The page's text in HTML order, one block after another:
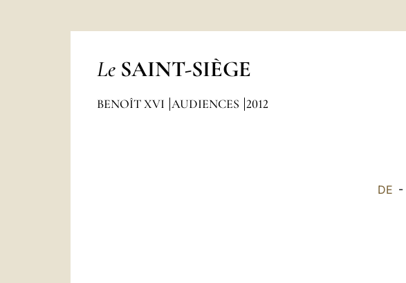
Le SAINT-SIÈGE
BENOÎT XVI AUDIENCES 2012
DE -